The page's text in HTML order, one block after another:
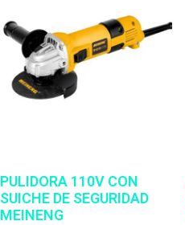
PULIDORA 110V CON
SUICHE DE SEGURIDAD
MEINENG